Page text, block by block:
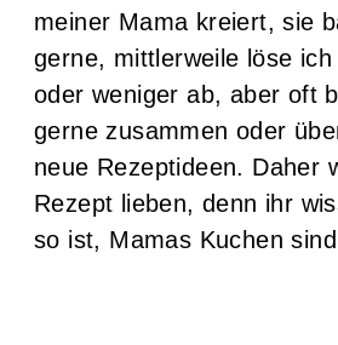
meiner Mama kreiert, sie
gerne, mittlerweile löse
oder weniger ab, aber oft
gerne zusammen oder
neue Rezeptideen. Daher
Rezept lieben, denn ihr
so ist, Mamas Kuchen